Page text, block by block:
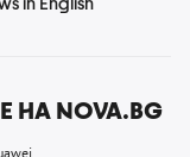
NOVA.BG